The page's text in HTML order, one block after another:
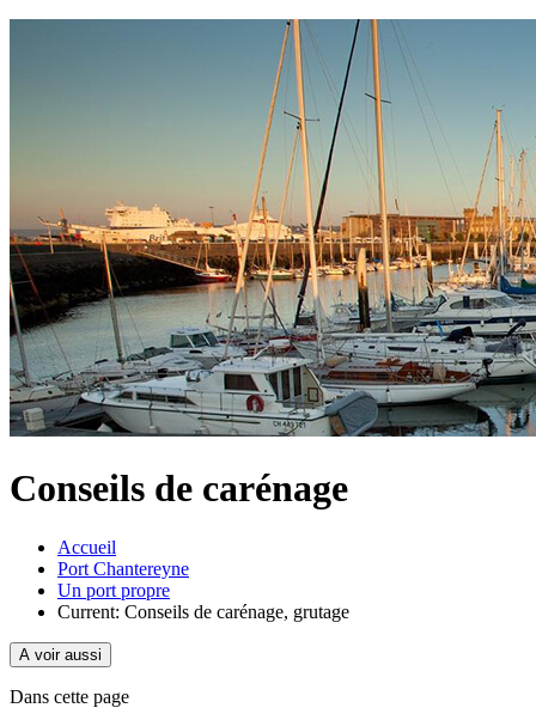
Conseils de carénage
Accueil
Port Chantereyne
Un port propre
Current: Conseils de carénage, grutage
A voir aussi
Dans cette page